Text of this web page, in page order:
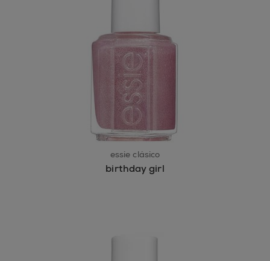
essie clásico
birthday girl